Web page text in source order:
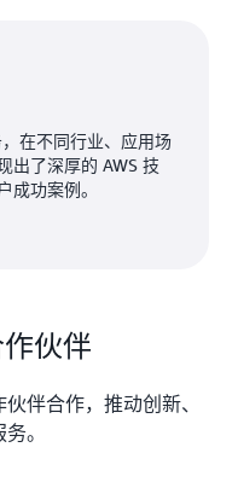
在不同行业、应用场
出了深厚的 AWS 技
成功案例。
伙伴
伴合作，推动创新、
。